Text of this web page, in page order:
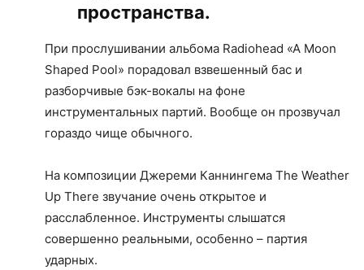
пространства.
При прослушивании альбома Radiohead «A Moon
Shaped Pool» порадовал взвешенный бас и
разборчивые бэк-вокалы на фоне
инструментальных партий. Вообще он прозвучал
гораздо чище обычного.
На композиции Джереми Каннингема The Weather
Up There звучание очень открытое и
расслабленное. Инструменты слышатся
совершенно реальными, особенно – партия
ударных.